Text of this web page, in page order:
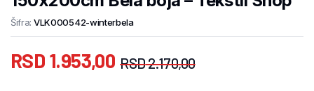
Šifra: VLK000542-winterbela
RSD2.170,00
RSD 1.953,00